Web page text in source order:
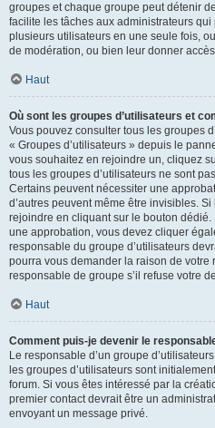
groupes et chaque groupe peut détenir
facilite les tâches aux administrateurs
plusieurs utilisateurs en une seule fois,
de modération, ou bien leur donner
Haut
Où sont les groupes d’utilisateurs et
Vous pouvez consulter tous les groupes
« Groupes d’utilisateurs » depuis le
vous souhaitez en rejoindre un, cliquez
tous les groupes d’utilisateurs ne sont
Certains peuvent nécessiter une
d’autres peuvent même être invisibles.
rejoindre en cliquant sur le bouton
une approbation, vous devez cliquer
responsable du groupe d’utilisateurs
pourra vous demander la raison de votre
responsable de groupe s’il refuse votre
Haut
Comment puis-je devenir le
Le responsable d’un groupe
les groupes d’utilisateurs sont
forum. Si vous êtes intéressé par la
premier contact devrait être un
envoyant un message privé.